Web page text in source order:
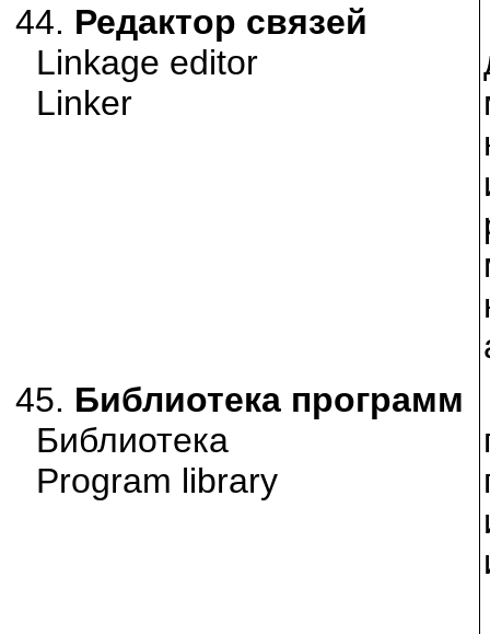
44. Редактор связей
Linkage editor
Linker
45. Библиотека программ
Библиотека
Program library